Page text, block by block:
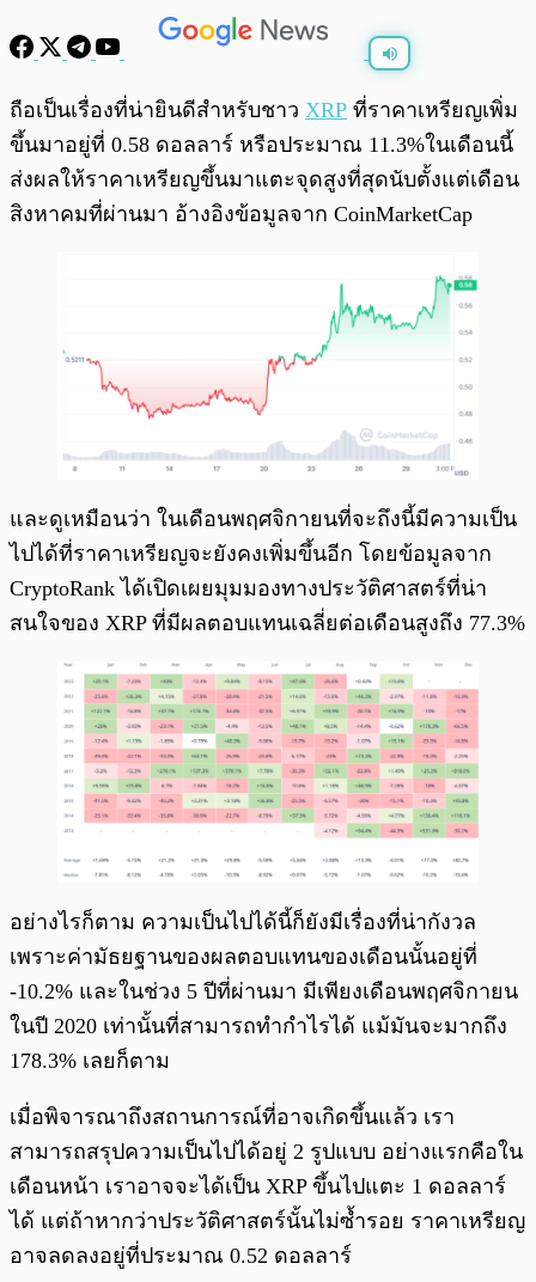
พร้อมเล่น /
ถือเป็นเรื่องที่น่ายินดีสำหรับชาว XRP ที่ราคาเหรียญเพิ่ม
ขึ้นมาอยู่ที่ 0.58 ดอลลาร์ หรือประมาณ 11.3%ในเดือนนี้
ส่งผลให้ราคาเหรียญขึ้นมาแตะจุดสูงที่สุดนับตั้งแต่เดือน
สิงหาคมที่ผ่านมา อ้างอิงข้อมูลจาก CoinMarketCap
และดูเหมือนว่า ในเดือนพฤศจิกายนที่จะถึงนี้มีความเป็น
ไปได้ที่ราคาเหรียญจะยังคงเพิ่มขึ้นอีก โดยข้อมูลจาก
CryptoRank ได้เปิดเผยมุมมองทางประวัติศาสตร์ที่น่า
สนใจของ XRP ที่มีผลตอบแทนเฉลี่ยต่อเดือนสูงถึง 77.3%​
อย่างไรก็ตาม ความเป็นไปได้นี้ก็ยังมีเรื่องที่น่ากังวล
เพราะค่ามัธยฐานของผลตอบแทนของเดือนนั้นอยู่ที่
-10.2% และในช่วง 5 ปีที่ผ่านมา มีเพียงเดือนพฤศจิกายน
ในปี 2020 เท่านั้นที่สามารถทำกำไรได้ แม้มันจะมากถึง
178.3% เลยก็ตาม
เมื่อพิจารณาถึงสถานการณ์ที่อาจเกิดขึ้นแล้ว เรา
สามารถสรุปความเป็นไปได้อยู่ 2 รูปแบบ อย่างแรกคือใน
เดือนหน้า เราอาจจะได้เป็น XRP ขึ้นไปแตะ 1 ดอลลาร์
ได้ แต่ถ้าหากว่าประวัติศาสตร์นั้นไม่ซ้ำรอย ราคาเหรียญ
อาจลดลงอยู่ที่ประมาณ 0.52 ดอลลาร์